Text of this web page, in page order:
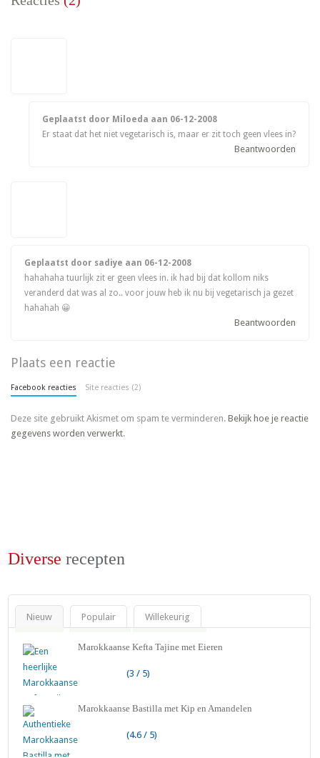
Geplaatst door Miloeda aan 06-12-2008
Er staat dat het niet vegetarisch is, maar er zit toch geen vlees in?
Beantwoorden
Geplaatst door sadiye aan 06-12-2008
hahahaha tuurlijk zit er geen vlees in. ik had bij dat kollom niks
veranderd dat was al zo.. voor jouw heb ik nu bij vegetarisch ja gezet
hahahah 😀
Beantwoorden
Plaats een reactie
Facebook reacties Site reacties (2)
Deze site gebruikt Akismet om spam te verminderen.Bekijk hoe je reactie
gegevens worden verwerkt.
Diverse recepten
Nieuw Populair Willekeurig
Marokkaanse Kefta Tajine met Eieren
(3 / 5)
Marokkaanse Bastilla met Kip en Amandelen
(4.6 / 5)